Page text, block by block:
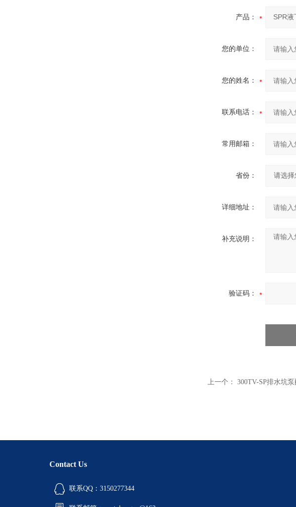
产品：
您的单位：
您的姓名：
联系电话：
常用邮箱：
省份：
详细地址：
补充说明：
验证码：
上一个： 300TV-SP排水坑泵配
Contact Us
联系QQ：3150277344